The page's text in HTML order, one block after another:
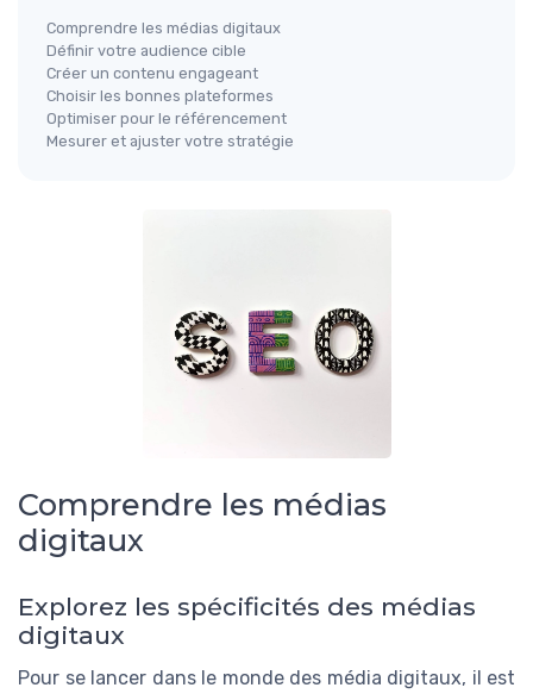
Comprendre les médias digitaux
Définir votre audience cible
Créer un contenu engageant
Choisir les bonnes plateformes
Optimiser pour le référencement
Mesurer et ajuster votre stratégie
Comprendre les médias
digitaux
Explorez les spécificités des médias
digitaux
Pour se lancer dans le monde des média digitaux, il est